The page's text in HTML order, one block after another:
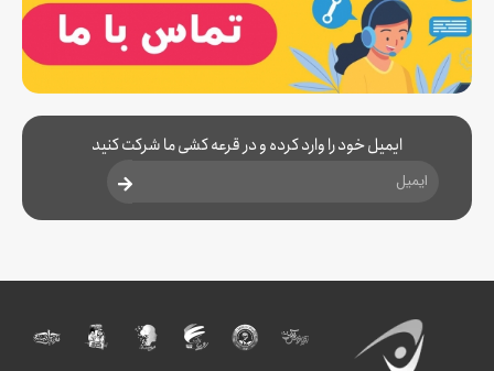
ایمیل خود را وارد کرده و در قرعه کشی ما شرکت کنید